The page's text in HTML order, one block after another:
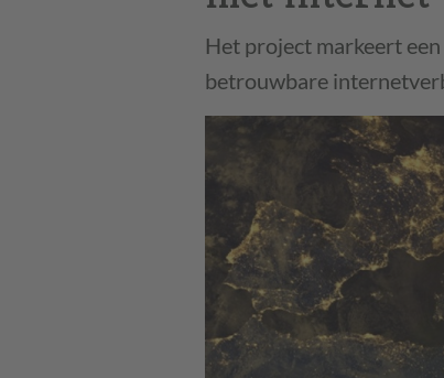
Het project markeert
betrouwbare